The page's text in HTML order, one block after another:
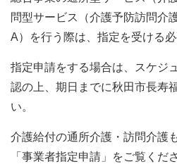
問型サービス（介護予防訪問介
A）を行う際は、指定を受ける必
指定申請をする場合は、スケジ
認の上、期日までに秋田市長寿
い。
介護給付の通所介護・訪問介護
「事業者指定申請」をご覧くだ